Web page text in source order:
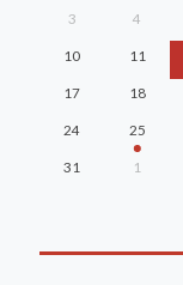
3 4
10 11
17 18
24 25
31 1